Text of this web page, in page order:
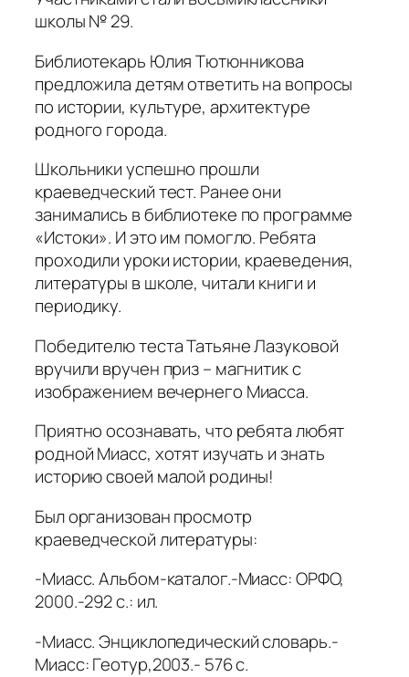
школы № 29.
Библиотекарь Юлия Тютюнникова
предложила детям ответить на вопросы
по истории, культуре, архитектуре
родного города.
Школьники успешно прошли
краеведческий тест. Ранее они
занимались в библиотеке по программе
«Истоки». И это им помогло. Ребята
проходили уроки истории, краеведения,
литературы в школе, читали книги и
периодику.
Победителю теста Татьяне Лазуковой
вручили вручен приз – магнитик с
изображением вечернего Миасса.
Приятно осознавать, что ребята любят
родной Миасс, хотят изучать и знать
историю своей малой родины!
Был организован просмотр
краеведческой литературы:
-Миасс. Альбом-каталог.-Миасс: ОРФО,
2000.-292 с.: ил.
-Миасс. Энциклопедический словарь.-
Миасс: Геотур,2003.- 576 с.